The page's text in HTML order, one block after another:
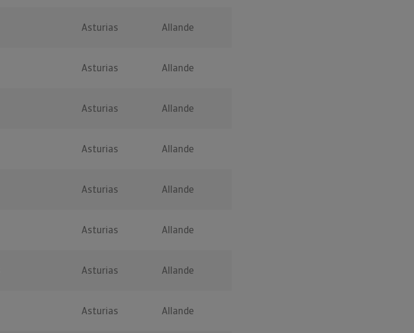
Asturias Allande
Asturias Allande
Asturias Allande
Asturias Allande
Asturias Allande
Asturias Allande
Asturias Allande
Asturias Allande